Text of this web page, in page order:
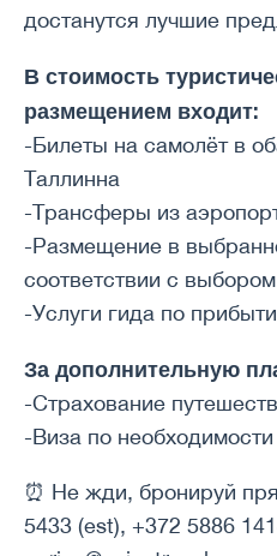
достанутся лучшие
В стоимость
размещением входит:
-Билеты на самолёт в
Таллинна
-Трансферы из
-Размещение в
соответствии с выбором
-Услуги гида по
За дополнительную
-Страхование
-Виза по необходимости
⏰ Не жди, бронируй
5433 (est), +372 5886